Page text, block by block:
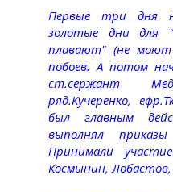
Первые три дня
золотые дни для
плавают" (не
побоев. А потом
ст.сержант
ряд.Кучеренко,
был главным
выполнял
Принимали
Космынин, Лобастов,